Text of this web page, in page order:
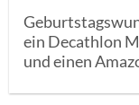
ein Decathlon
und einen